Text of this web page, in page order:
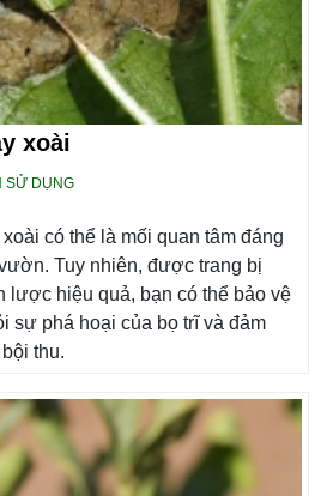
xoài
SỬ DỤNG
có thể là mối quan tâm đáng
Tuy nhiên, được trang bị
lược hiệu quả, bạn có thể bảo vệ
sự phá hoại của bọ trĩ và đảm
thu.